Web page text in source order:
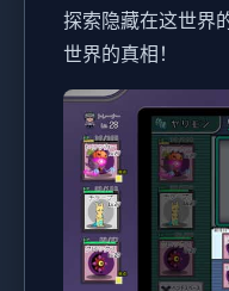
探索隐藏在这世界
世界的真相！